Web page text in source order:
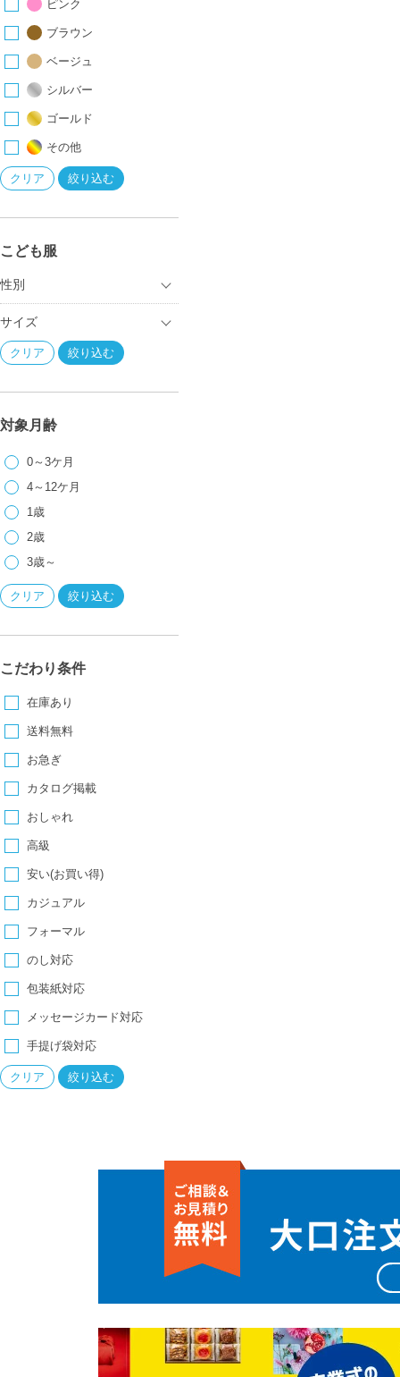
ピンク
ブラウン
ベージュ
シルバー
ゴールド
その他
こども服
性別
サイズ
対象月齢
0～3ケ月
4～12ケ月
1歳
2歳
3歳～
こだわり条件
在庫あり
送料無料
お急ぎ
カタログ掲載
おしゃれ
高級
安い(お買い得)
カジュアル
フォーマル
のし対応
包装紙対応
メッセージカード対応
手提げ袋対応